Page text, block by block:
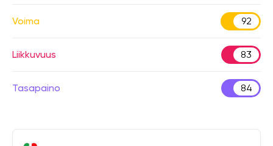
Voima 92
Liikkuvuus 83
Tasapaino 84